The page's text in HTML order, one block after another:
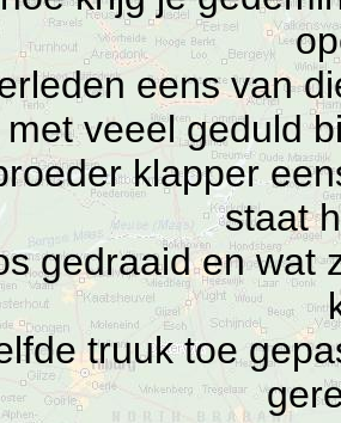
eens van
veeel geduld
klapper
staat
gedraaid en wat
truuk toe